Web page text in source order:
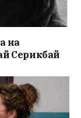
на
Серикбай